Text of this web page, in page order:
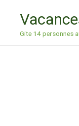
Gite 14 personnes